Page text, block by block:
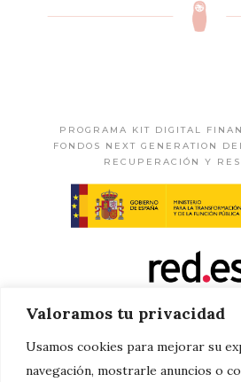
Valoramos tu privacidad
Usamos cookies para mejorar su
navegación, mostrarle anuncios o
PROGRAMA KIT DIGITAL
FONDOS NEXT GENERATION
RECUPERACIÓN Y